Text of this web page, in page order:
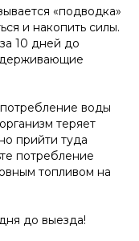
«подводка»
и накопить силы.
10 дней до
воды
теряет
прийти туда
потребление
топливом на
до выезда!